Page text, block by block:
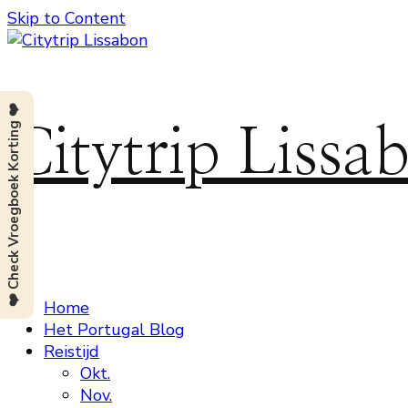
Skip to Content
Citytrip
Home
Het Portugal Blog
Reistijd
Okt.
Nov.
❤️ Check Vroegboek Korting ❤️